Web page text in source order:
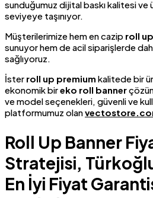
sunduğumuz dijital baskı kalitesi ve
seviyeye taşınıyor.
Müşterilerimize hem en cazip roll
sunuyor hem de acil siparişlerde
sağlıyoruz.
İster roll up premium kalitede bir
ekonomik bireko roll banner
ve model seçenekleri, güvenli ve
platformumuz olan
Roll Up Banner
Stratejisi,
En İyi Fiyat